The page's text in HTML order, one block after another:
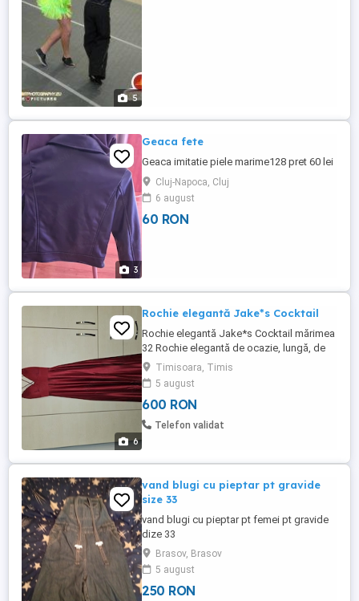
5
3
Geaca fete
Geaca imitatie piele marime128 pret 60 lei
Cluj-Napoca, Cluj
6 august
60 RON
6
Rochie elegantă Jake*s Cocktail
Rochie elegantă Jake*s Cocktail mărimea
32 Rochie elegantă de ocazie, lungă, de
culoare roșie, marca Jake*s Cocktail,
cumpărată din Peek & Cloppenburg (Iulius
Mall Timișoara). Purtată doar de 2 ori, în
stare foarte bună, fără defecte. Detalii: -
Mărimea 32 - Lungă, până în pământ -
Timisoara, Timis
5 august
600 RON
Telefon validat
vand blugi cu pieptar pt gravide
size 33
vand blugi cu pieptar pt femei pt gravide
dize 33
Brasov, Brasov
5 august
250 RON